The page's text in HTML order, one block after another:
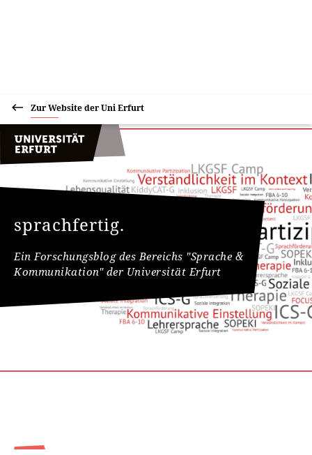
Zur Website der Uni Erfurt
sprachfertig.
Ein Forschungsblog des Bereichs "Sprache &
Kommunikation" der Universität Erfurt